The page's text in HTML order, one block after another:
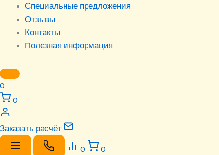
Специальные предложения
Отзывы
Контакты
Полезная информация
0
0
Заказать расчёт
0 0